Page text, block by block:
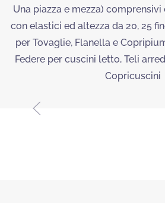
Una piazza e mezza)
con elastici ed altezza da 20, 25
per Tovaglie, Flanella e
Federe per cuscini letto, Teli
Copricuscini